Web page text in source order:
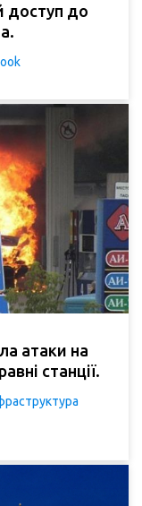
доступ до
атаки на
станції.